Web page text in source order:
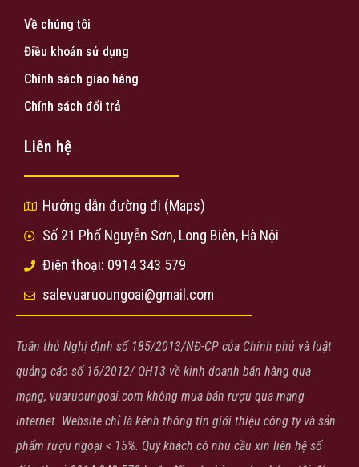
Về chúng tôi
Điều khoản sử dụng
Chính sách giao hàng
Chính sách đổi trả
Liên hệ
Hướng dẫn đường đi (Maps)
Số 21 Phố Nguyễn Sơn, Long Biên, Hà Nội
Điện thoại: 0914 343 579
salevuaruoungoai@gmail.com
Tuân thủ Nghị định số 185/2013/NĐ-CP của Chính phủ và luật
quảng cáo số 16/2012/ QH13 về kinh doanh bán hàng qua
mạng, vuaruoungoai.com không mua bán rượu qua mạng
internet. Website chỉ là kênh thông tin giới thiệu công ty và sản
phẩm rượu ngoại < 15%. Quý khách có nhu cầu xin liên hệ số